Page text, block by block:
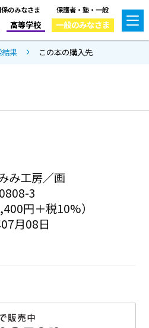
のみなさま
高等学校
保護者・塾・一般
一般のみなさま
果 この本の購入先
み工房／画
3
円＋税10%）
月08日